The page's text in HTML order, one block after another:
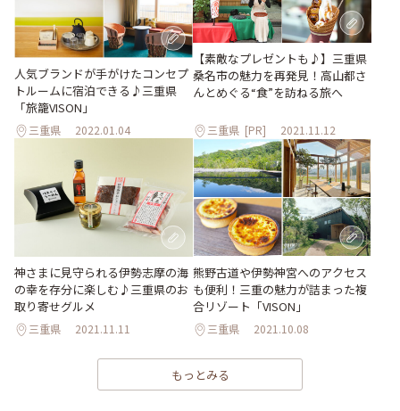
人気ブランドが手がけたコンセプ
トルームに宿泊できる♪三重県
「旅籠VISON」
三重県 2022.01.04
【素敵なプレゼントも♪】三重県
桑名市の魅力を再発見！高山都さ
んとめぐる“食”を訪ねる旅へ
三重県 [PR] 2021.11.12
神さまに見守られる伊勢志摩の海
の幸を存分に楽しむ♪三重県のお
取り寄せグルメ
三重県 2021.11.11
熊野古道や伊勢神宮へのアクセス
も便利！三重の魅力が詰まった複
合リゾート「VISON」
三重県 2021.10.08
もっとみる